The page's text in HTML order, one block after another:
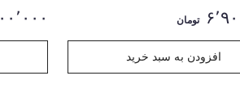
تومان
افزودن به سبد خرید